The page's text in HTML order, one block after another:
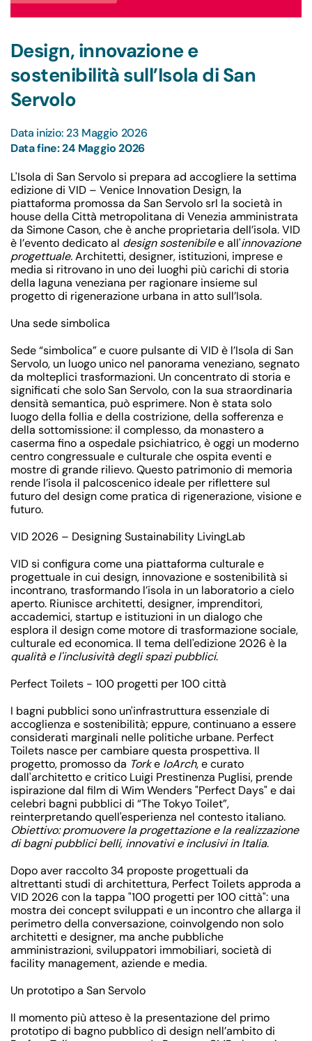
Design, innovazione e
sostenibilità sull’Isola di San
Servolo
Data inizio: 23 Maggio 2026
Data fine: 24 Maggio 2026
L'Isola di San Servolosi prepara ad accogliere la settima
edizione di VID – Venice Innovation Design, la
piattaforma promossa da San Servolo srl la società in
house della Città metropolitana di Venezia amministrata
da Simone Cason, che è anche proprietaria dell’isola. VID
è l’evento dedicato al design sostenibilee all'innovazione
progettuale.Architetti, designer, istituzioni, imprese e
media si ritrovano in uno dei luoghi più carichi di storia
della laguna veneziana per ragionare insieme sul
progetto di rigenerazione urbana in atto sull’Isola.
Una sede simbolica
Sede “simbolica” e cuore pulsante di VID è l’Isola di San
Servolo, un luogo unico nel panorama veneziano, segnato
da molteplici trasformazioni. Un concentrato di storia e
significati che solo San Servolo, con la sua straordinaria
densità semantica, può esprimere. Non è stata solo
luogo della follia e della costrizione, della sofferenza e
della sottomissione: il complesso, da monastero a
caserma fino a ospedale psichiatrico, è oggi un moderno
centro congressuale e culturale che ospita eventi e
mostre di grande rilievo. Questo patrimonio di memoria
rende l’isola il palcoscenico ideale per riflettere sul
futuro del design come pratica di rigenerazione, visione e
futuro.
VID 2026 – Designing Sustainability LivingLab
VID si configura come una piattaforma culturale e
progettuale in cui design, innovazione e sostenibilità si
incontrano, trasformando l’isola in un laboratorio a cielo
aperto. Riunisce architetti, designer, imprenditori,
accademici, startup e istituzioni in un dialogo che
esplora il design come motore di trasformazione sociale,
culturale ed economica. Il tema dell'edizione 2026 è la
qualità e l'inclusività degli spazi pubblici.
Perfect Toilets - 100 progetti per 100 città
I bagni pubblici sono un'infrastruttura essenziale di
accoglienza e sostenibilità; eppure, continuano a essere
considerati marginali nelle politiche urbane. Perfect
Toilets nasce per cambiare questa prospettiva. Il
progetto, promosso da Torke IoArch, e curato
dall'architetto e critico Luigi Prestinenza Puglisi, prende
ispirazione dal film di Wim Wenders "Perfect Days" e dai
celebri bagni pubblici di “The Tokyo Toilet”,
reinterpretando quell'esperienza nel contesto italiano.
Obiettivo: promuovere la progettazione e la realizzazione
di bagni pubblici belli, innovativi e inclusivi in Italia.
Dopo aver raccolto 34 proposte progettuali da
altrettanti studi di architettura, Perfect Toilets approda a
VID 2026 con la tappa "100 progetti per 100 città": una
mostra dei concept sviluppati e un incontro che allarga il
perimetro della conversazione, coinvolgendo non solo
architetti e designer, ma anche pubbliche
amministrazioni, sviluppatori immobiliari, società di
facility management, aziende e media.
Un prototipo a San Servolo
Il momento più atteso è la presentazione del primo
prototipodi bagno pubblico di design nell’ambito di